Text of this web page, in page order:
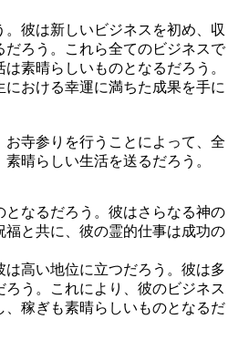
彼は新しいビジネスを初め、収
だろう。これら全てのビジネスで
素晴らしいものとなるだろう。
おける幸運に満ちた成果を手に
寺参りを行うことによって、全
晴らしい生活を送るだろう。
なるだろう。彼はさらなる神の
福と共に、彼の霊的仕事は成功の
高い地位に立つだろう。彼は多
ろう。これにより、彼のビジネス
、稼ぎも素晴らしいものとなるだ